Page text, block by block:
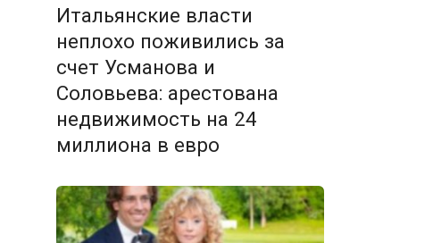
Итальянские власти
неплохо поживились за
счет Усманова и
Соловьева: арестована
недвижимость на 24
миллиона в евро